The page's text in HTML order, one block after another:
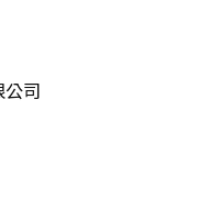
司